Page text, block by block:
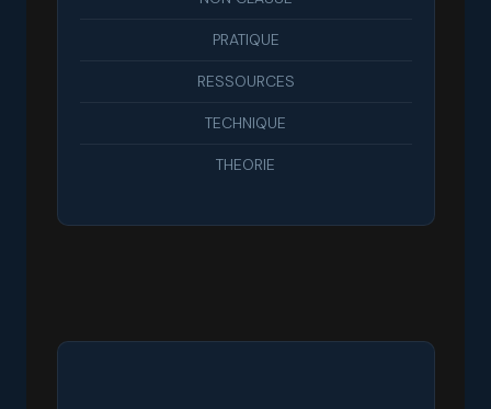
PRATIQUE
RESSOURCES
TECHNIQUE
THEORIE